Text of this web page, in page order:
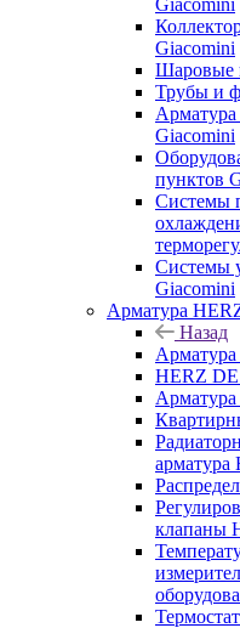
Giacomini
Giacomini
Шаровые
Трубы и
Арматура
Giacomini
пунктов
Системы
Системы
Giacomini
Арматура
Назад
HERZ
клапаны